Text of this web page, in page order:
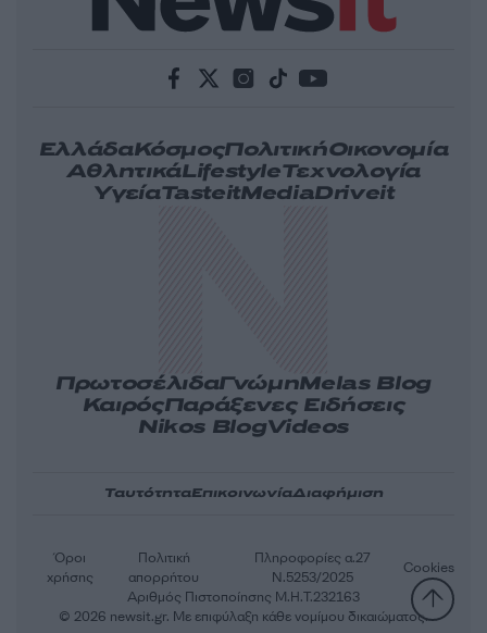
ΕλλάδαΚόσμοςΠολιτικήΟικονομία
ΑθλητικάLifestyleΤεχνολογία
ΥγείαTasteitMediaDriveit
ΠρωτοσέλιδαΓνώμηMelas Blog
ΚαιρόςΠαράξενες Ειδήσεις
Nikos BlogVideos
ΤαυτότηταΕπικοινωνίαΔιαφήμιση
Αριθμός Πιστοποίησης Μ.Η.Τ.232163
Όροι
χρήσης
Πολιτική
απορρήτου
Πληροφορίες α.27
Ν.5253/2025
Cookies
© 2026 newsit.gr. Με επιφύλαξη κάθε νομίμου δικαιώματος.